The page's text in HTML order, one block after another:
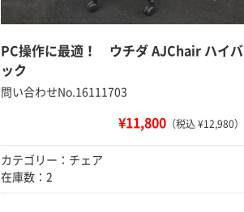
PC操作に最適！ ウチダ AJChair ハイバ
ック
問い合わせNo.16111703
¥11,800 （税込 ¥12,980）
カテゴリー：チェア
在庫数：2